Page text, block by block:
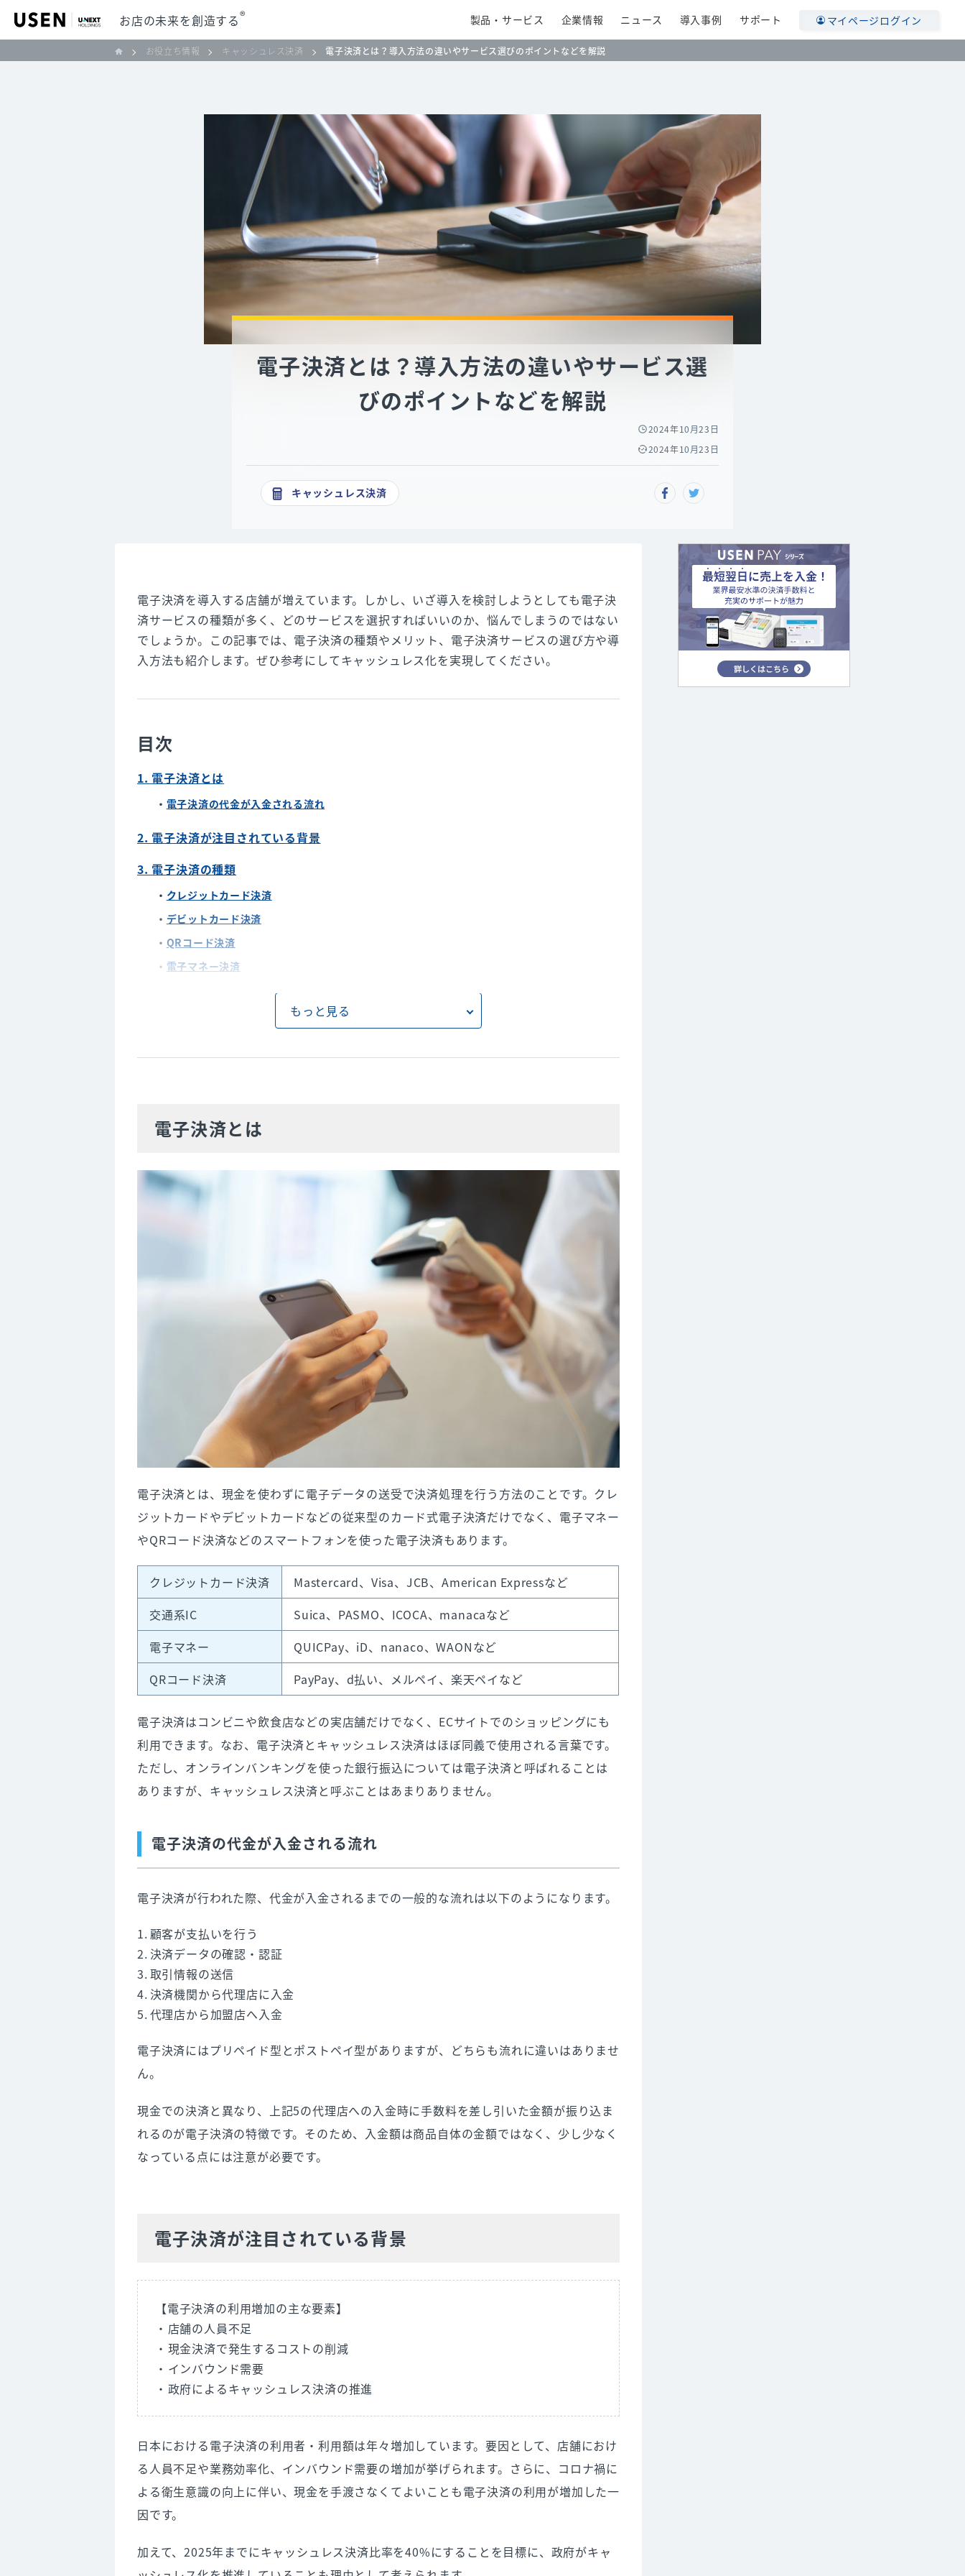
製品・サービス 企業情報 ニュース 導入事例 サポート マイページログイン
お店の未来を創造する®
お役立ち情報 キャッシュレス決済 電子決済とは？導入方法の違いやサービス選びのポイントなどを解説
電子決済とは？導入方法の違いやサービス選
びのポイントなどを解説
2024年10月23日
2024年10月23日
キャッシュレス決済
電子決済を導入する店舗が増えています。しかし、いざ導入を検討しようとしても電子決
済サービスの種類が多く、どのサービスを選択すればいいのか、悩んでしまうのではない
でしょうか。この記事では、電子決済の種類やメリット、電子決済サービスの選び方や導
入方法も紹介します。ぜひ参考にしてキャッシュレス化を実現してください。
目次
1. 電子決済とは
電子決済の代金が入金される流れ
2. 電子決済が注目されている背景
3. 電子決済の種類
クレジットカード決済
デビットカード決済
QRコード決済
電子マネー決済
販売機会の拡大が期待できる
5. 【事業者】電子決済のデメリット
導入コストがかかる
端末などのトラブルで決済できない場合がある
6. 【消費者】電子決済のメリット
現金を持ち歩かなくていい
支払いがスムーズに行える
いつ・どこで・いくら買い物したか把握しやすい
ポイントがたまる決済方法がある
自分に合った決済サービスの選択ができる
7. 【消費者】電子決済のデメリット
決済サービスによってはチャージに手間がかかる
個人情報を提供する必要がある
不正利用の可能性がある
8. 電子決済の導入方法
直接契約
決済代行会社との契約
システム設定・トレーニング
9. 電子決済サービス選びのポイント
導入費用・手数料
トラブル時のサポート体制
操作性の高さ
入金サイクル
「据え置き型」と「モバイル型」
もっと見る
電子決済とは
電子決済とは、現金を使わずに電子データの送受で決済処理を行う方法のことです。クレ
ジットカードやデビットカードなどの従来型のカード式電子決済だけでなく、電子マネー
やQRコード決済などのスマートフォンを使った電子決済もあります。
クレジットカード決済
Mastercard、Visa、JCB、American Expressなど
交通系IC
Suica、PASMO、ICOCA、manacaなど
電子マネー
QUICPay、iD、nanaco、WAONなど
QRコード決済
PayPay、d払い、メルペイ、楽天ペイなど
電子決済はコンビニや飲食店などの実店舗だけでなく、ECサイトでのショッピングにも
利用できます。なお、電子決済とキャッシュレス決済はほぼ同義で使用される言葉です。
ただし、オンラインバンキングを使った銀行振込については電子決済と呼ばれることは
ありますが、キャッシュレス決済と呼ぶことはあまりありません。
電子決済の代金が入金される流れ
電子決済が行われた際、代金が入金されるまでの一般的な流れは以下のようになります。
顧客が支払いを行う
決済データの確認・認証
取引情報の送信
決済機関から代理店に入金
代理店から加盟店へ入金
電子決済にはプリペイド型とポストペイ型がありますが、どちらも流れに違いはありませ
ん。
現金での決済と異なり、上記5の代理店への入金時に手数料を差し引いた金額が振り込ま
れるのが電子決済の特徴です。そのため、入金額は商品自体の金額ではなく、少し少なく
なっている点には注意が必要です。
電子決済が注目されている背景
【電子決済の利用増加の主な要素】
店舗の人員不足
現金決済で発生するコストの削減
インバウンド需要
政府によるキャッシュレス決済の推進
日本における電子決済の利用者・利用額は年々増加しています。要因として、店舗におけ
る人員不足や業務効率化、インバウンド需要の増加が挙げられます。さらに、コロナ禍に
よる衛生意識の向上に伴い、現金を手渡さなくてよいことも電子決済の利用が増加した一
因です。
加えて、2025年までにキャッシュレス決済比率を40%にすることを目標に、政府がキャ